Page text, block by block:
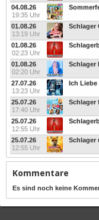
04.08.26
19:35 Uhr
01.08.26
13:19 Uhr
Schlager
01.08.26
02:23 Uhr
01.08.26
02:20 Uhr
Schlager
27.07.26
13:23 Uhr
Ich Liebe
25.07.26
17:40 Uhr
25.07.26
12:55 Uhr
25.07.26
12:55 Uhr
Kommentare
Es sind noch keine